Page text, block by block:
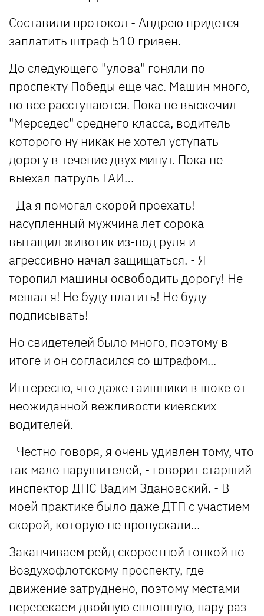
Составили протокол - Андрею придется
заплатить штраф 510 гривен.
До следующего "улова" гоняли по
проспекту Победы еще час. Машин много,
но все расступаются. Пока не выскочил
"Мерседес" среднего класса, водитель
которого ну никак не хотел уступать
дорогу в течение двух минут. Пока не
выехал патруль ГАИ…
- Да я помогал скорой проехать! -
насупленный мужчина лет сорока
вытащил животик из-под руля и
агрессивно начал защищаться. - Я
торопил машины освободить дорогу! Не
мешал я! Не буду платить! Не буду
подписывать!
Но свидетелей было много, поэтому в
итоге и он согласился со штрафом...
Интересно, что даже гаишники в шоке от
неожиданной вежливости киевских
водителей.
- Честно говоря, я очень удивлен тому, что
так мало нарушителей, - говорит старший
инспектор ДПС Вадим Здановский. - В
моей практике было даже ДТП с участием
скорой, которую не пропускали...
Заканчиваем рейд скоростной гонкой по
Воздухофлотскому проспекту, где
движение затруднено, поэтому местами
пересекаем двойную сплошную, пару раз